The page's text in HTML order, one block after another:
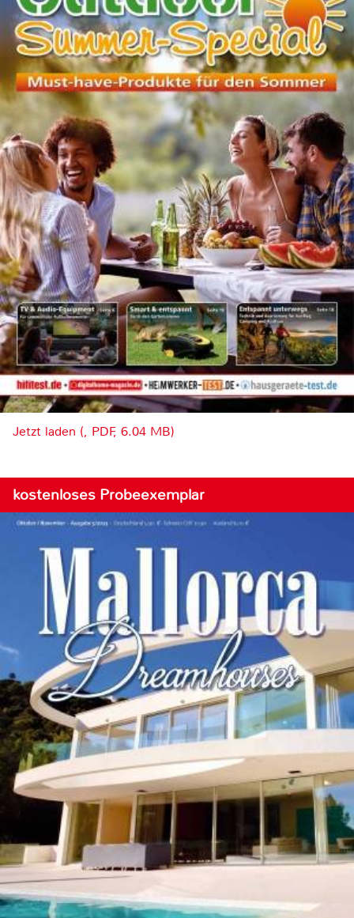
Jetzt laden (, PDF, 6.04 MB)
kostenloses Probeexemplar